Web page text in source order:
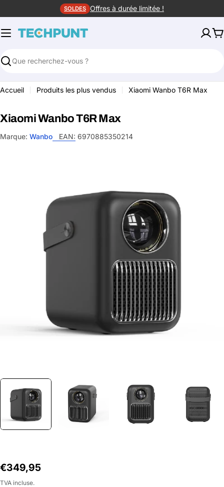
au
contenu
SOLDES Offres à durée limitée !
Rechercher
Accueil Produits les plus vendus Xiaomi Wanbo T6R Max
le média 0 dans une fenêtre
Plus jamais disponible
Découvrez nos alternatives
Xiaomi Wanbo T6R Max
Marque: Wanbo EAN: 6970885350214
Prix
habituel
€349,95
TVA incluse.